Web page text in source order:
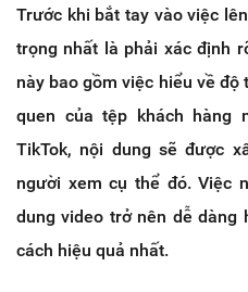
Trước khi bắt tay vào việc
trọng nhất là phải xác định
này bao gồm việc hiểu về độ
quen của tệp khách hàng
TikTok, nội dung sẽ được
người xem cụ thể đó. Việc
dung video trở nên dễ
cách hiệu quả nhất.